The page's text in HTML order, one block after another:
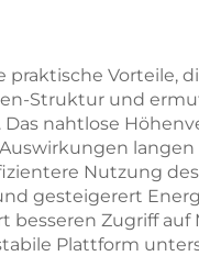
JSD2-
2P
Vorteile,
Struktur und
nahtlose
Nutzung
gesteigerert
Zugriff
Plattform